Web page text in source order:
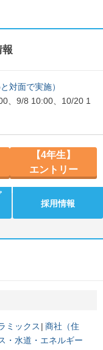
対面で実施）
、9/8 10:00、10/20 1
【4年生】
エントリー
採用情報
ミックス
商社（住
・水道・エネルギー